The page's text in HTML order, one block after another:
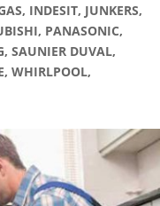
INDESIT, JUNKERS,
PANASONIC,
SAUNIER DUVAL,
WHIRLPOOL,